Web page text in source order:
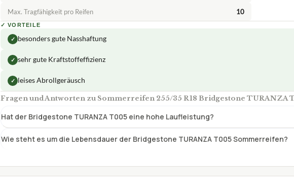
Max. Tragfähigkeit pro Reifen 10
✓ VORTEILE
✓ besonders gute Nasshaftung
✓ sehr gute Kraftstoffeffizienz
✓ leises Abrollgeräusch
Fragen und Antworten zu Sommerreifen 255/35 R18 Bridgestone TURANZA
Hat der Bridgestone TURANZA T005 eine hohe Laufleistung?
Wie steht es um die Lebensdauer der Bridgestone TURANZA T005 Sommerreifen?